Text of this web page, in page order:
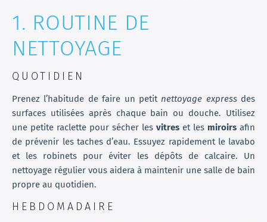
1. ROUTINE DE
NETTOYAGE
QUOTIDIEN
Prenez l’habitude de faire un petit nettoyage expressdes
surfaces utilisées après chaque bain ou douche. Utilisez
une petite raclette pour sécher les vitres et les miroirs afin
de prévenir les taches d’eau. Essuyez rapidement le lavabo
et les robinets pour éviter les dépôts de calcaire. Un
nettoyage régulier vous aidera à maintenir une salle de bain
propre au quotidien.
HEBDOMADAIRE